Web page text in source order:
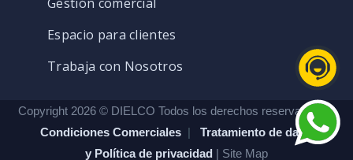
Espacio para clientes
Trabaja con Nosotros
Copyright 2026 © DIELCO Todos los derechos reservados. |
Condiciones Comerciales | Tratamiento de datos
y Política de privacidad | Site Map